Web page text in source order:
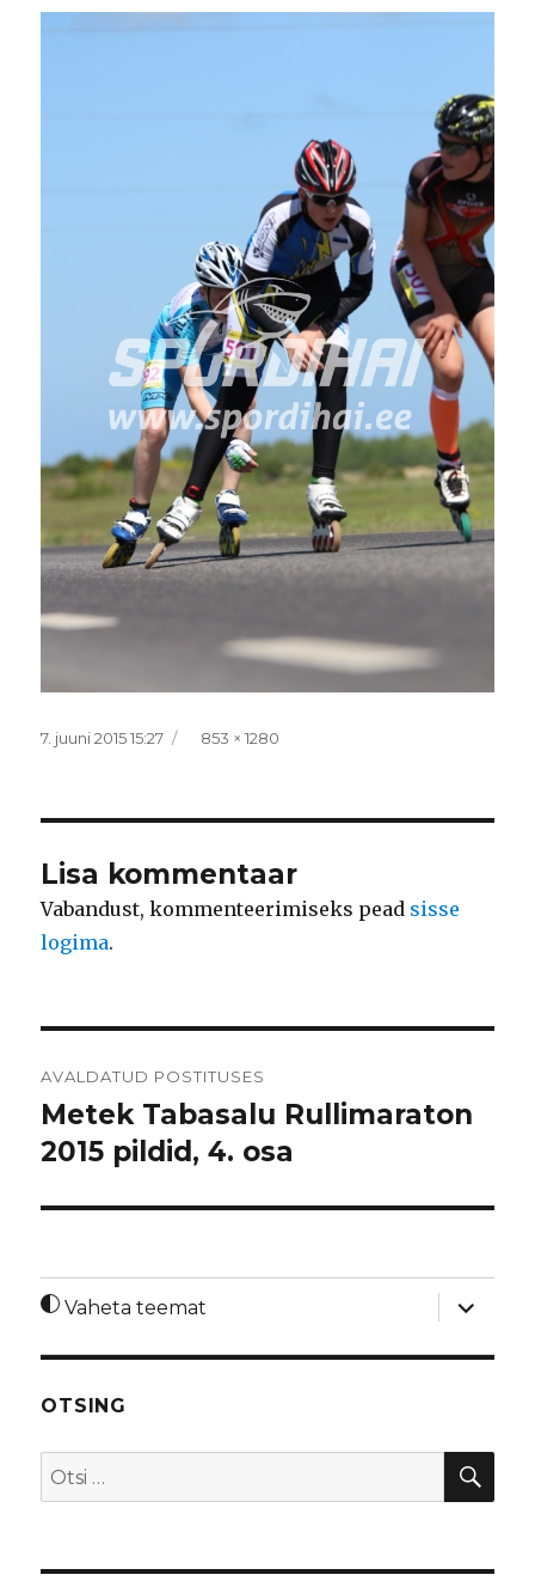
Postitatud
7. juuni 2015 15:27 Täissuurus
853 × 1280
Lisa kommentaar
Vabandust, kommenteerimiseks pead sisse
logima.
AVALDATUD POSTITUSES
Metek Tabasalu Rullimaraton
2015 pildid, 4. osa
Vaheta teemat
laienda
OTSING
Otsi: